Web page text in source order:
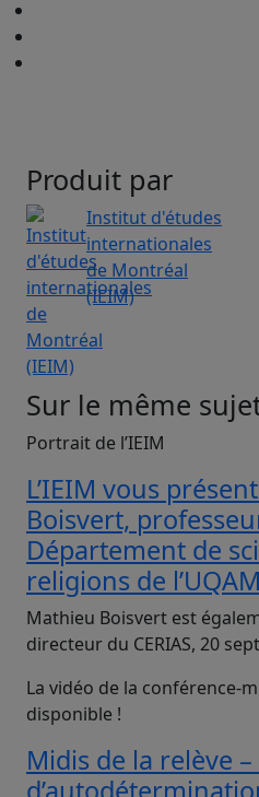
Produit par
Institut d'études
internationales
de Montréal
(IEIM)
Sur le même
Portrait de l’IEIM
L’IEIM vous
Boisvert,
Département de
religions de l’UQAM
Mathieu Boisvert est
directeur du CERIAS, 20
La vidéo de la conférence-
disponible !
Midis de la relève